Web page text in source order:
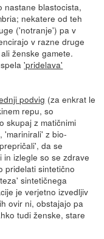
nastane blastocista,
nekatere od teh
('notranje') pa v
v razne druge
ženske gamete.
'pridelava'
podvig (za enkrat le
repu, so
skupaj z matičnimi
'marinirali' z bio-
da se
in izlegle so se zdrave
pridelati sintetično
sintetičnega
je verjetno izvedljiv
ovir ni, obstajajo pa
tudi ženske, stare